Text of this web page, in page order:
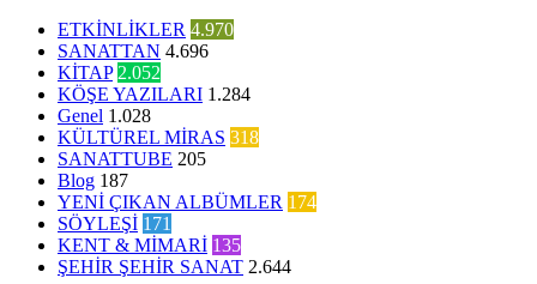
ETKİNLİKLER 4.970
SANATTAN 4.696
KİTAP 2.052
KÖŞE YAZILARI 1.284
Genel 1.028
KÜLTÜREL MİRAS 318
SANATTUBE 205
Blog 187
YENİ ÇIKAN ALBÜMLER 174
SÖYLEŞİ 171
KENT & MİMARİ 135
ŞEHİR ŞEHİR SANAT 2.644